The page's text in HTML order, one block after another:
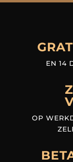
EN 14
OP